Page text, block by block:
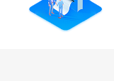
限可选，可以